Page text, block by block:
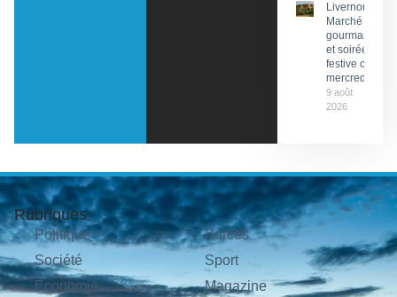
Livernon :
Marché
gourmand
et soirée
festive ce
mercredi
9 août
2026
Rubriques
Politique
Société
Économie
Sorties
Sport
Magazine